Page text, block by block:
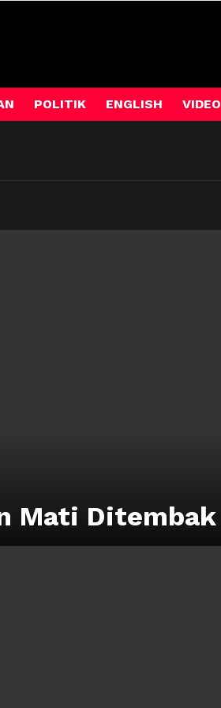
POLITIK ENGLISH VIDEO
Mati Ditembak